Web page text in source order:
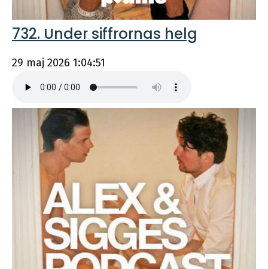
732. Under siffrornas helg
29 maj 2026 1:04:51